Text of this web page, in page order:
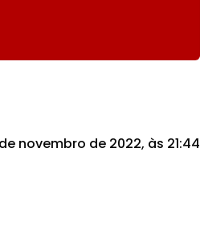
novembro de 2022, às 21:44